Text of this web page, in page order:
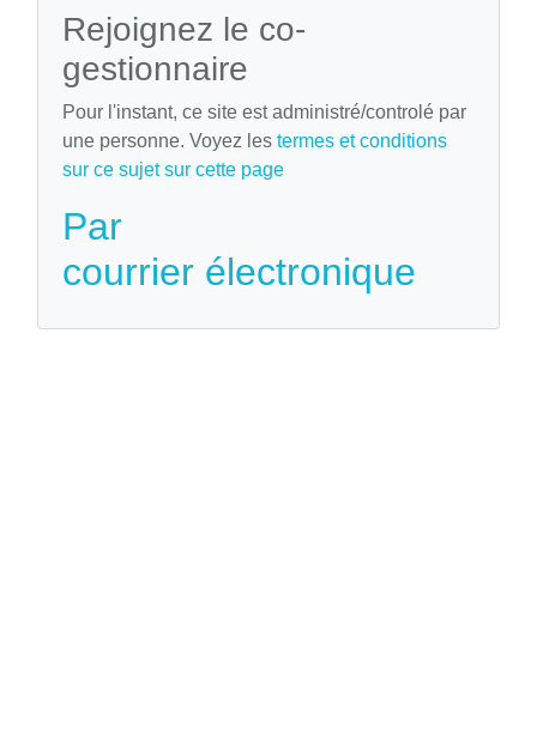
Rejoignez le co-
gestionnaire
Pour l'instant, ce site est administré/controlé par
une personne. Voyez les termes et conditions
sur ce sujet sur cette page
Par
courrier électronique